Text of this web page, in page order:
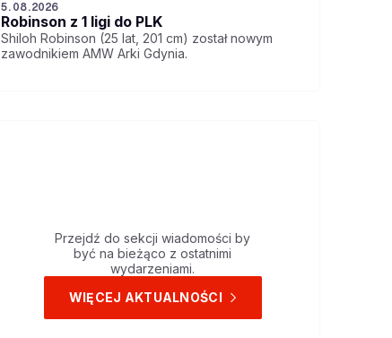
5.08.2026
Robinson z 1 ligi do PLK
Shiloh Robinson (25 lat, 201 cm) został nowym
zawodnikiem AMW Arki Gdynia.
Przejdź do sekcji wiadomości by
być na bieżąco z ostatnimi
wydarzeniami.
WIĘCEJ AKTUALNOŚCI